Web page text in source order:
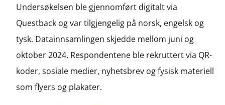
Undersøkelsen ble gjennomført digitalt via
Questback og var tilgjengelig på norsk, engelsk og
tysk. Datainnsamlingen skjedde mellom juni og
oktober 2024. Respondentene ble rekruttert via QR-
koder, sosiale medier, nyhetsbrev og fysisk materiell
som flyers og plakater.